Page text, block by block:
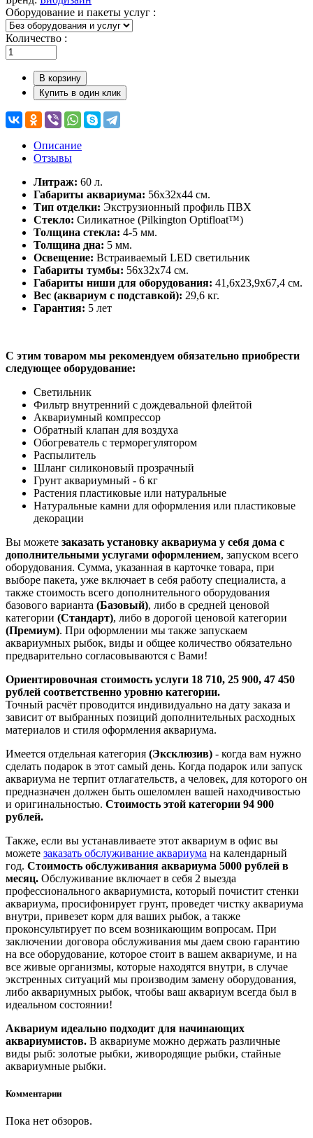
Оборудование и пакеты услуг :
Количество :
В корзину
Купить в один клик
Описание
Отзывы
Литраж: 60 л.
Габариты аквариума: 56x32x44 см.
Тип отделки: Экструзионный профиль ПВХ
Стекло: Силикатное (Pilkington Optifloat™)
Толщина стекла: 4-5 мм.
Толщина дна: 5 мм.
Освещение: Встраиваемый LED светильник
Габариты тумбы: 56x32x74 см.
Габариты ниши для оборудования: 41,6x23,9x67,4 см.
Вес (аквариум с подставкой): 29,6 кг.
Гарантия: 5 лет
C этим товаром мы рекомендуем обязательно приобрести
следующее оборудование:
Светильник
Фильтр внутренний с дождевальной флейтой
Аквариумный компрессор
Обратный клапан для воздуха
Обогреватель с терморегулятором
Распылитель
Шланг силиконовый прозрачный
Грунт аквариумный - 6 кг
Растения пластиковые или натуральные
Натуральные камни для оформления или пластиковые
декорации
Вы можете заказать установку аквариума у себя дома с
дополнительными услугами оформлением, запуском всего
оборудования. Сумма, указанная в карточке товара, при
выборе пакета, уже включает в себя работу специалиста, а
также стоимость всего дополнительного оборудования
базового варианта (Базовый), либо в средней ценовой
категории (Стандарт), либо в дорогой ценовой категории
(Премиум). При оформлении мы также запускаем
аквариумных рыбок, виды и общее количество обязательно
предварительно согласовываются с Вами!
Ориентировочная стоимость услуги 18 710, 25 900, 47 450
рублей соответственно уровню категории.
Точный расчёт проводится индивидуально на дату заказа и
зависит от выбранных позиций дополнительных расходных
материалов и стиля оформления аквариума.
Имеется отдельная категория (Эксклюзив) - когда вам нужно
сделать подарок в этот самый день. Когда подарок или запуск
аквариума не терпит отлагательств, а человек, для которого он
предназначен должен быть ошеломлен вашей находчивостью
и оригинальностью. Стоимость этой категории 94 900
рублей.
Также, если вы устанавливаете этот аквариум в офис вы
можете заказать обслуживание аквариума на календарный
год. Стоимость обслуживания аквариума 5000 рублей в
месяц. Обслуживание включает в себя 2 выезда
профессионального аквариумиста, который почистит стенки
аквариума, просифонирует грунт, проведет чистку аквариума
внутри, привезет корм для ваших рыбок, а также
проконсультирует по всем возникающим вопросам. При
заключении договора обслуживания мы даем свою гарантию
на все оборудование, которое стоит в вашем аквариуме, и на
все живые организмы, которые находятся внутри, в случае
экстренных ситуаций мы производим замену оборудования,
либо аквариумных рыбок, чтобы ваш аквариум всегда был в
идеальном состоянии!
Аквариум идеально подходит для начинающих
аквариумистов. В аквариуме можно держать различные
виды рыб: золотые рыбки, живородящие рыбки, стайные
аквариумные рыбки.
Комментарии
Пока нет обзоров.